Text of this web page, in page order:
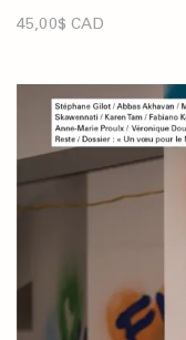
45,00$ CAD